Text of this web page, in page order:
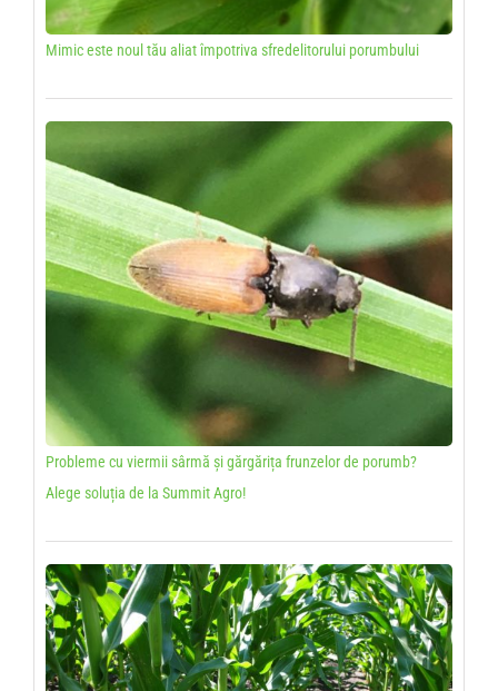
Mimic este noul tău aliat împotriva sfredelitorului porumbului
Probleme cu viermii sârmă și gărgărița frunzelor de porumb?
Alege soluția de la Summit Agro!